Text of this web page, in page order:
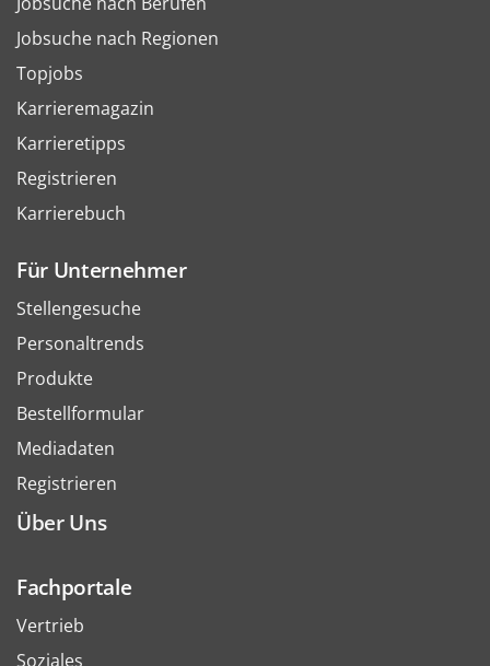
Jobsuche nach Regionen
Topjobs
Karrieremagazin
Karrieretipps
Registrieren
Karrierebuch
Für Unternehmer
Stellengesuche
Personaltrends
Produkte
Bestellformular
Mediadaten
Registrieren
Über Uns
Fachportale
Vertrieb
Soziales